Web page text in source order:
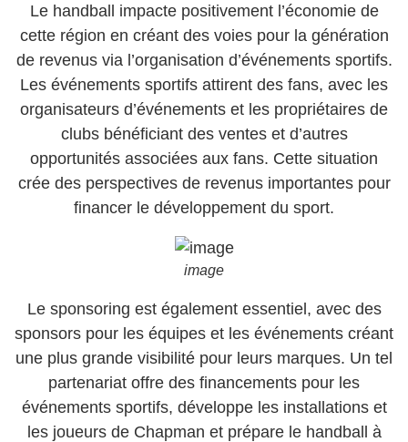
Le handball impacte positivement l’économie de
cette région en créant des voies pour la génération
de revenus via l’organisation d’événements sportifs.
Les événements sportifs attirent des fans, avec les
organisateurs d’événements et les propriétaires de
clubs bénéficiant des ventes et d’autres
opportunités associées aux fans. Cette situation
crée des perspectives de revenus importantes pour
financer le développement du sport.
image
Le sponsoring est également essentiel, avec des
sponsors pour les équipes et les événements créant
une plus grande visibilité pour leurs marques. Un tel
partenariat offre des financements pour les
événements sportifs, développe les installations et
les joueurs de Chapman et prépare le handball à